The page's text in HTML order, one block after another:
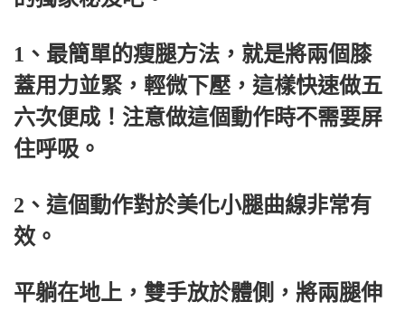
1、最簡單的瘦腿方法，就是將兩個膝
蓋用力並緊，輕微下壓，這樣快速做五
六次便成！注意做這個動作時不需要屏
住呼吸。
2、這個動作對於美化小腿曲線非常有
效。
平躺在地上，雙手放於體側，將兩腿伸